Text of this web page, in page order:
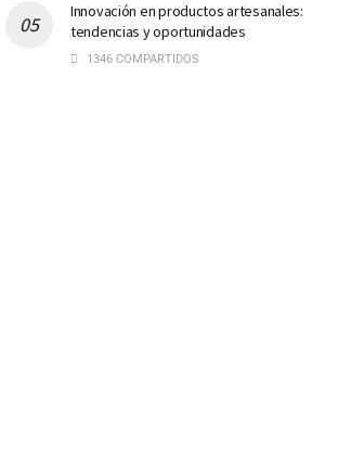
Innovación en productos artesanales:
tendencias y oportunidades
1346 COMPARTIDOS